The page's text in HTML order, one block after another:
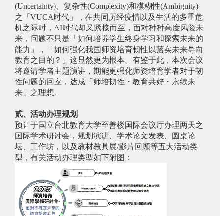
(Uncertainty)、复杂性(Complexity)和模糊性(Ambiguity)
之「VUCA时代」，在共同历经疫情以及生活的多重危
机之际时，AI时代却又紧接而至，面对种种高度风险未
来，问题不只是「如何培养学生终身学习和探索未来的
能力」，「如何强化我国师资培育韧性以落实未来导向
教育之目的？」这显然更为根本。有鉴于此，本次会议
将邀请学者主题演讲，期能更强化师资培育学者对于韧
性问题的回应，达成「师培韧性・教育共好・永续未
来」之理想。
贰、活动办理规划
预计于国立台北教育大学至善楼国际会议厅办理两天之
国际学术研讨会，规划演讲、学术论文发表、圆桌论
坛、工作坊，以及教材教具展/影片回顾等五大活动类
型，有关活动办理类型如下附图：